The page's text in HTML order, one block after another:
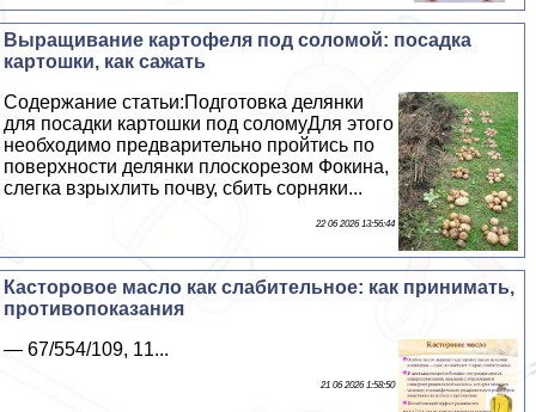
Выращивание картофеля под соломой: посадка
картошки, как сажать
Содержание статьи:Подготовка делянки
для посадки картошки под соломуДля этого
необходимо предварительно пройтись по
поверхности делянки плоскорезом Фокина,
слегка взрыхлить почву, сбить сорняки...
22 06 2026 13:56:44
Касторовое масло как слабительное: как принимать,
противопоказания
— 67/554/109, 11...
21 06 2026 1:58:50